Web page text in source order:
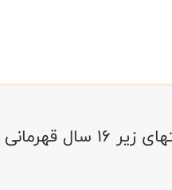
تیم ملی بسکتبال نوجوانان پسر ایران در